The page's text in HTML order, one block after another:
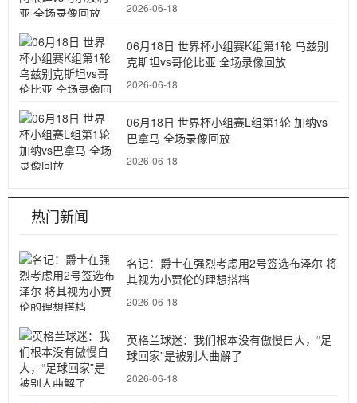
2026-06-18
06月18日 世界杯小组赛K组第1轮 乌兹别
克斯坦vs哥伦比亚 全场录像回放
2026-06-18
06月18日 世界杯小组赛L组第1轮 加纳vs
巴拿马 全场录像回放
2026-06-18
热门新闻
名记：爵士在强烈考虑用2号签选布泽尔 将
其视为小贾伦的理想搭档
2026-06-18
英格兰球迷：我们根本没有傲慢自大，“足
球回家”是被别人曲解了
2026-06-18